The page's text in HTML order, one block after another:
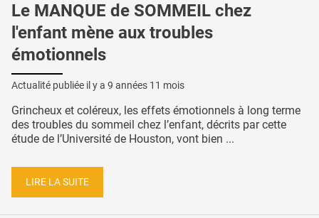
Le MANQUE de SOMMEIL chez
l'enfant mène aux troubles
émotionnels
Actualité publiée il y a 9 années 11 mois
Grincheux et coléreux, les effets émotionnels à long terme
des troubles du sommeil chez l’enfant, décrits par cette
étude de l’Université de Houston, vont bien ...
LIRE LA SUITE